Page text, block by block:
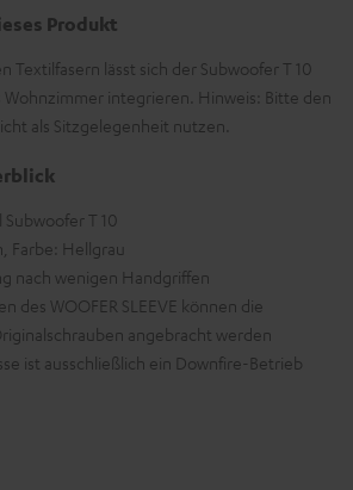
Produkt
Textilfasern lässt sich der Subwoofer T 10
Wohnzimmer integrieren. Hinweis: Bitte den
als Sitzgelegenheit nutzen.
T 10
Farbe: Hellgrau
nach wenigen Handgriffen
des WOOFER SLEEVE können die
angebracht werden
ist ausschließlich ein Downfire-Betrieb